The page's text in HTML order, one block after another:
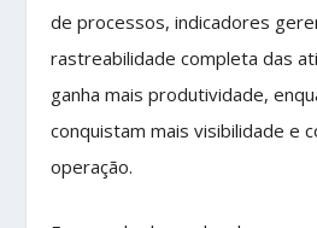
de processos, indicadores
rastreabilidade completa das
ganha mais produtividade,
conquistam mais visibilidade e
operação.